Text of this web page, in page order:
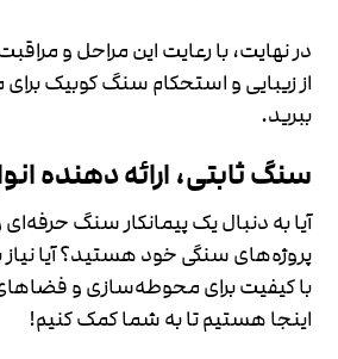
در نهایت، با رعایت این مراحل و
از زیبایی و استحکام سنگ کوبیک
ببرید.
سنگ ثابتی، ارائه دهنده
آیا به دنبال یک پیمانکار سنگ
پروژه‌های سنگی خود هستید؟ آیا
با کیفیت برای محوطه‌سازی و
اینجا هستیم تا به شما کمک کنیم!